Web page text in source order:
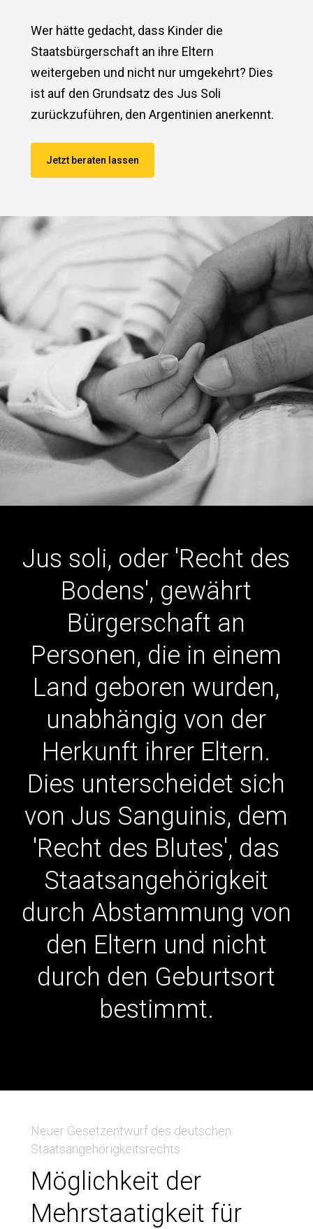
Wer hätte gedacht, dass Kinder die
Staatsbürgerschaft an ihre Eltern
weitergeben und nicht nur umgekehrt? Dies
ist auf den Grundsatz des Jus Soli
zurückzuführen, den Argentinien anerkennt.
Jetzt beraten lassen
Jus soli, oder 'Recht des
Bodens', gewährt
Bürgerschaft an
Personen, die in einem
Land geboren wurden,
unabhängig von der
Herkunft ihrer Eltern.
Dies unterscheidet sich
von Jus Sanguinis, dem
'Recht des Blutes', das
Staatsangehörigkeit
durch Abstammung von
den Eltern und nicht
durch den Geburtsort
bestimmt.
Neuer Gesetzentwurf des deutschen
Staatsangehörigkeitsrechts
Möglichkeit der
Mehrstaatigkeit für